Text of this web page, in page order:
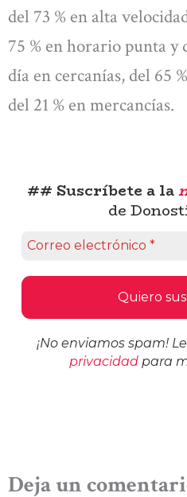
del 73 % en alta
75 % en horario punta y
día en cercanías, del 65
del 21 % en mercancías.
## Suscríbete a la
de
¡No enviamos spam!
privacidadpara
Deja un